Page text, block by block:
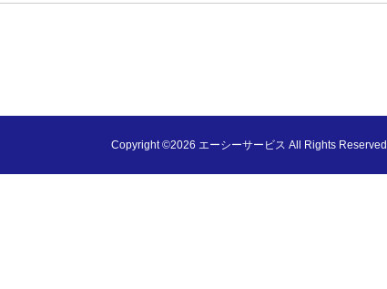
Copyright ©2026 エーシーサービス All Rights Reserved.